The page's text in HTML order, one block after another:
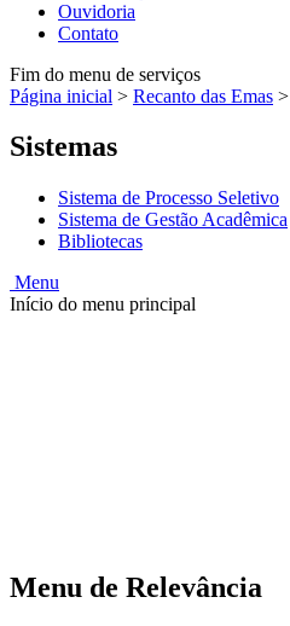
Ouvidoria
Contato
Fim do menu de serviços
Página inicial > Recanto das Emas >
Sistemas
Sistema de Processo Seletivo
Sistema de Gestão Acadêmica
Bibliotecas
Menu
Início do menu principal
Menu de Relevância